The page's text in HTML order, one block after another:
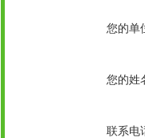
您的单
您的姓
联系电